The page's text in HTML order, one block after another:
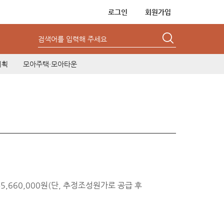
로그인 회원가입
검색어를 입력해 주세요
모아주택·모아타운
원(단, 추정조성원가로 공급 후